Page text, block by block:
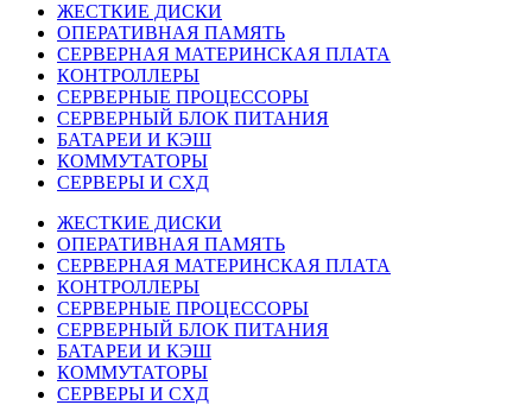
ЖЕСТКИЕ ДИСКИ
ОПЕРАТИВНАЯ ПАМЯТЬ
СЕРВЕРНАЯ МАТЕРИНСКАЯ ПЛАТА
КОНТРОЛЛЕРЫ
СЕРВЕРНЫЕ ПРОЦЕССОРЫ
СЕРВЕРНЫЙ БЛОК ПИТАНИЯ
БАТАРЕИ И КЭШ
КОММУТАТОРЫ
СЕРВЕРЫ И СХД
ЖЕСТКИЕ ДИСКИ
ОПЕРАТИВНАЯ ПАМЯТЬ
СЕРВЕРНАЯ МАТЕРИНСКАЯ ПЛАТА
КОНТРОЛЛЕРЫ
СЕРВЕРНЫЕ ПРОЦЕССОРЫ
СЕРВЕРНЫЙ БЛОК ПИТАНИЯ
БАТАРЕИ И КЭШ
КОММУТАТОРЫ
СЕРВЕРЫ И СХД